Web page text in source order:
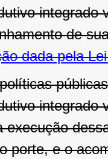
integrado
de
dada pela
integrado
execução
porte, e o